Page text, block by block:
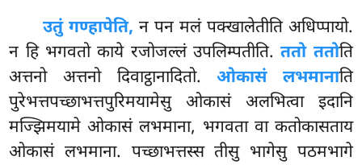
उतुं गण्हापेति, न पन मलं पक्खालेतीति अधिप्पायो.
न हि भगवतो काये रजोजल्लं उपलिम्पतीति.ततो ततोति
अत्तनो अत्तनो दिवाट्ठानादितो.ओकासं लभमानाति
पुरेभत्तपच्छाभत्तपुरिमयामेसु ओकासं अलभित्वा इदानि
मज्झिमयामे ओकासं लभमाना, भगवता वा कतोकासताय
ओकासं लभमाना. पच्छाभत्तस्स तीसु भागेसु पठमभागे